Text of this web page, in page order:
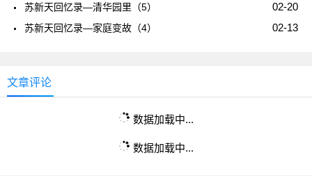
02-20
苏新天回忆录—清华园里（5）
02-13
苏新天回忆录—家庭变故（4）
文章评论
数据加载中...
数据加载中...